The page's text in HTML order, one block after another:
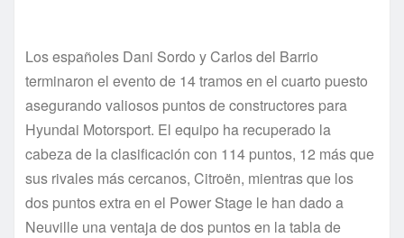
Los españoles Dani Sordo y Carlos del Barrio
terminaron el evento de 14 tramos en el cuarto puesto
asegurando valiosos puntos de constructores para
Hyundai Motorsport. El equipo ha recuperado la
cabeza de la clasificación con 114 puntos, 12 más que
sus rivales más cercanos, Citroën, mientras que los
dos puntos extra en el Power Stage le han dado a
Neuville una ventaja de dos puntos en la tabla de